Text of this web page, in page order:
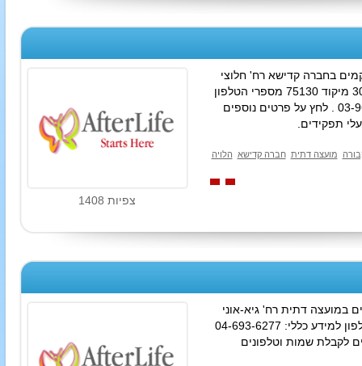
צפיות 1408
בחברה קדישא רח' חלוצי
יסוד המעלה 8 פינת לבונטין ת"ד 3059 מיקוד 75130 מספרי הטלפון
למידע כללי: 03-966-5522 03-964-8195 . לחץ על פרטים נוספים
תפקידים.
הלויה חברה קדישא מועצה דתית
במועצה דתית רח' גיא-אוני
223 ת"ד 7 מיקוד 12000 מספרי הטלפון למידע כללי: 04-693-6277
נוספים לקבלת שמות וטלפונים